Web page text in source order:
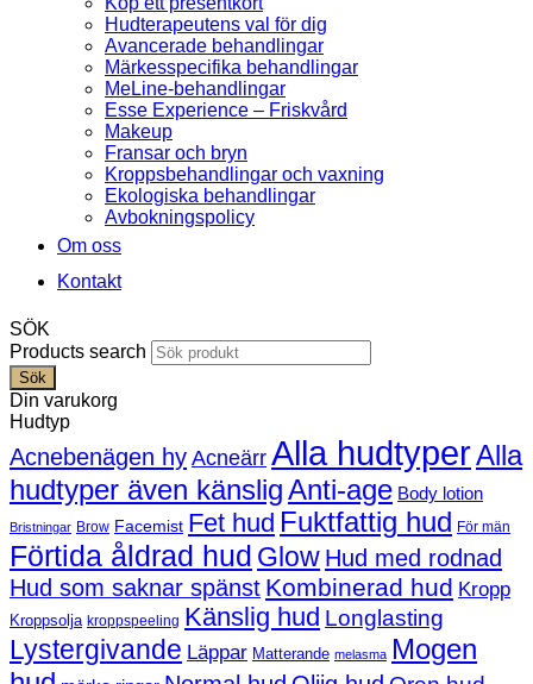
Hudterapeutens val för dig
Avancerade behandlingar
Märkesspecifika behandlingar
MeLine-behandlingar
Esse Experience – Friskvård
Makeup
Fransar och bryn
Kroppsbehandlingar och vaxning
Ekologiska behandlingar
Avbokningspolicy
Om oss
Kontakt
SÖK
Products search
Sök
Din varukorg
Hudtyp
Acnebenägen hy Acneärr Alla hudtyperAlla
hudtyper även känsligAnti-age Body lotion
Bristningar Brow Facemist Fet hud Fuktfattig hud För män
Förtida åldrad hud Glow Hud med rodnad
Hud som saknar spänst Kombinerad hud Kropp
Kroppsolja kroppspeeling Känslig hud Longlasting
Lystergivande Läppar Matterande melasma Mogen